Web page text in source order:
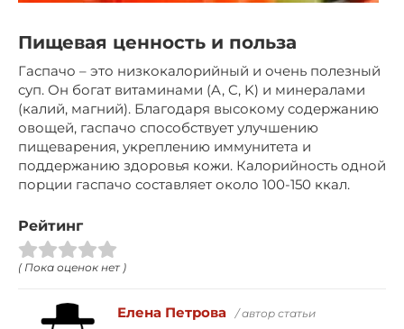
Пищевая ценность и польза
Гаспачо – это низкокалорийный и очень полезный
суп. Он богат витаминами (A, C, K) и минералами
(калий, магний). Благодаря высокому содержанию
овощей, гаспачо способствует улучшению
пищеварения, укреплению иммунитета и
поддержанию здоровья кожи. Калорийность одной
порции гаспачо составляет около 100-150 ккал.
Рейтинг
( Пока оценок нет )
Елена Петрова / автор статьи